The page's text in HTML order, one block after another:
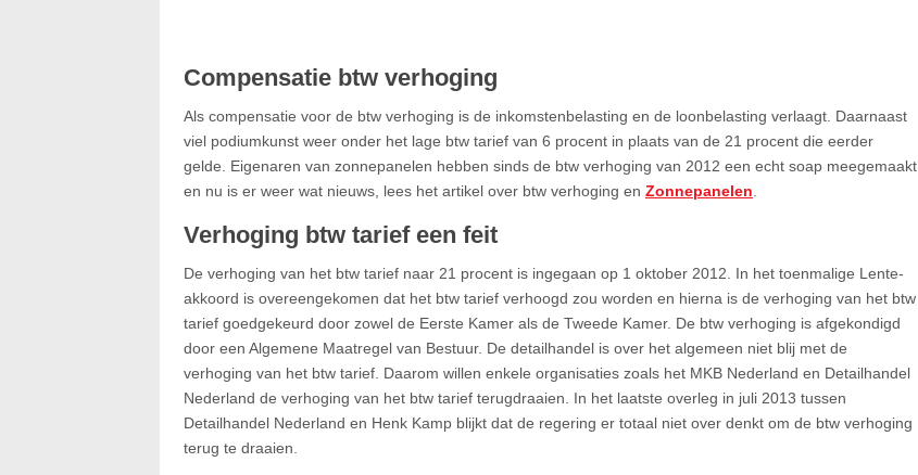
Compensatie btw verhoging
Als compensatie voor de btw verhoging is de inkomstenbelasting en de loonbelasting verlaagt. Daarnaast
viel podiumkunst weer onder het lage btw tarief van 6 procent in plaats van de 21 procent die eerder
gelde. Eigenaren van zonnepanelen hebben sinds de btw verhoging van 2012 een echt soap meegemaakt
en nu is er weer wat nieuws, lees het artikel over btw verhoging en Zonnepanelen
Verhoging btw tarief een feit
De verhoging van het btw tarief naar 21 procent is ingegaan op 1 oktober 2012. In het toenmalige Lente-
akkoord is overeengekomen dat het btw tarief verhoogd zou worden en hierna is de verhoging van het btw
tarief goedgekeurd door zowel de Eerste Kamer als de Tweede Kamer. De btw verhoging is afgekondigd
door een Algemene Maatregel van Bestuur. De detailhandel is over het algemeen niet blij met de
verhoging van het btw tarief. Daarom willen enkele organisaties zoals het MKB Nederland en Detailhandel
Nederland de verhoging van het btw tarief terugdraaien. In het laatste overleg in juli 2013 tussen
Detailhandel Nederland en Henk Kamp blijkt dat de regering er totaal niet over denkt om de btw verhoging
terug te draaien.